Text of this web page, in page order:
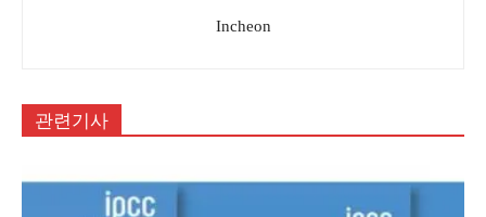
Incheon
관련기사